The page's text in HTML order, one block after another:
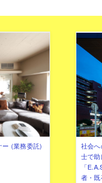
ー (業務委託)
社会
士で
「
者・